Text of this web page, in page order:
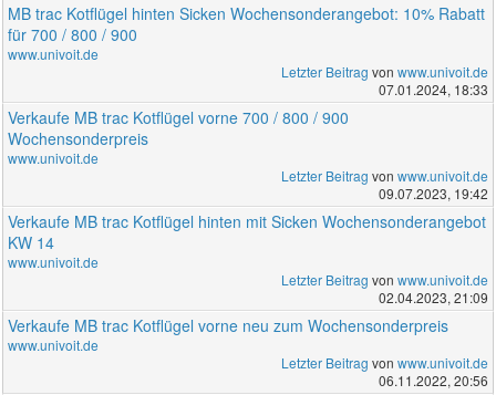
MB trac Kotflügel hinten Sicken Wochensonderangebot: 10% Rabatt
für 700 / 800 / 900
www.univoit.de
Letzter Beitrag von www.univoit.de
07.01.2024, 18:33
Verkaufe MB trac Kotflügel vorne 700 / 800 / 900
Wochensonderpreis
www.univoit.de
Letzter Beitrag von www.univoit.de
09.07.2023, 19:42
Verkaufe MB trac Kotflügel hinten mit Sicken Wochensonderangebot
KW 14
www.univoit.de
Letzter Beitrag von www.univoit.de
02.04.2023, 21:09
Verkaufe MB trac Kotflügel vorne neu zum Wochensonderpreis
www.univoit.de
Letzter Beitrag von www.univoit.de
06.11.2022, 20:56